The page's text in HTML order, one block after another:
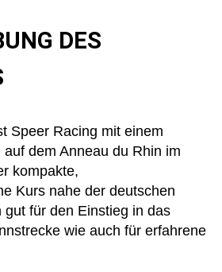
DES
Speer Racing mit einem
dem Anneau du Rhin im
kompakte,
Kurs nahe der deutschen
gut für den Einstieg in das
wie auch für erfahrene